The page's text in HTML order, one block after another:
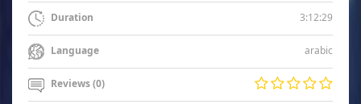
Duration 3:12:29
Language arabic
Reviews (0)